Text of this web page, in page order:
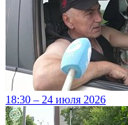
18:30 – 24 июля 2026